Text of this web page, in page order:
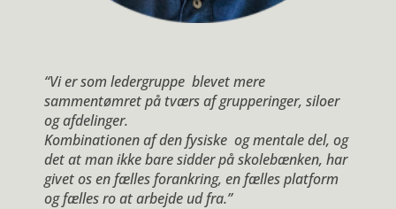
“Vi er som ledergruppe blevet mere
sammentømret på tværs af grupperinger, siloer
og afdelinger.
Kombinationen af den fysiske og mentale del, og
det at man ikke bare sidder på skolebænken, har
givet os en fælles forankring, en fælles platform
og fælles ro at arbejde ud fra.”